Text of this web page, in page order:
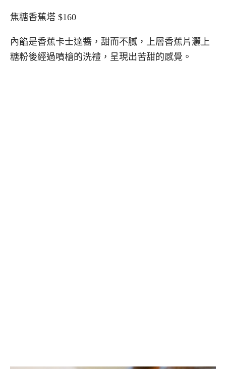
焦糖香蕉塔 $160
內餡是香蕉卡士達醬，甜而不膩，上層香蕉片灑上
糖粉後經過噴槍的洗禮，呈現出苦甜的感覺。